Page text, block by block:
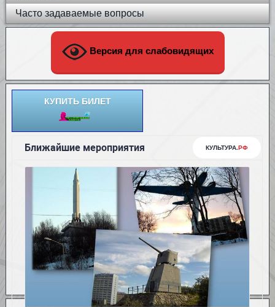
Часто задаваемые вопросы
Версия для слабовидящих
КУПИТЬ БИЛЕТ